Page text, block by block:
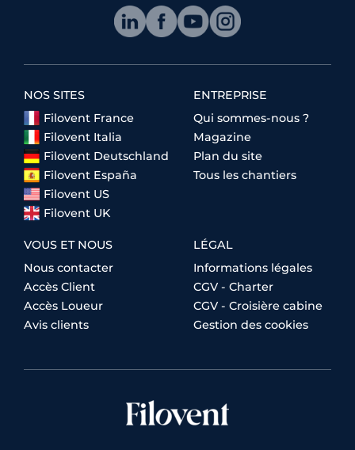
NOS SITES
Filovent France
Filovent Italia
Filovent Deutschland
Filovent España
Filovent US
Filovent UK
ENTREPRISE
Qui sommes-nous ?
Magazine
Plan du site
Tous les chantiers
VOUS ET NOUS
Nous contacter
Accès Client
Accès Loueur
Avis clients
LÉGAL
Informations légales
CGV - Charter
CGV - Croisière cabine
Gestion des cookies